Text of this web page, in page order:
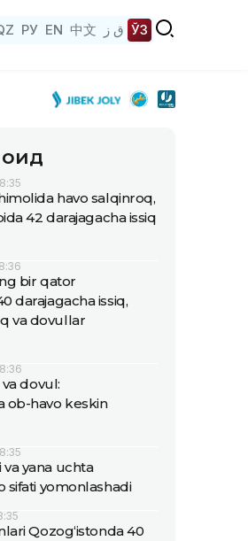
РУ EN 中文 ق ز ЎЗ
оид
havo salqinroq,
42 darajagacha issiq
bir qator
darajagacha issiq,
va dovullar
dovul:
ob-havo keskin
yana uchta
sifati yomonlashadi
Qozog‘istonda 40